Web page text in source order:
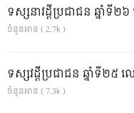
ទស្សនាវដ្ដីប្រជាជន ឆ្នាំទី
ចំនួនអាន ( 2.7k )
ទស្សវដ្តីប្រជាជន ឆ្នាំទី២៥
ចំនួនអាន ( 7.3k )